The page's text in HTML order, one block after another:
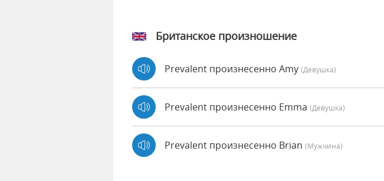
Британское произношение
Prevalent произнесенно Amy (девушка)
Prevalent произнесенно Emma (девушка)
Prevalent произнесенно Brian (мужчина)